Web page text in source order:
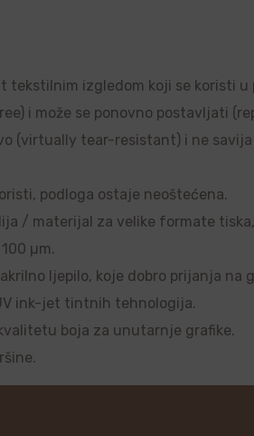
tekstilnim izgledom koji se koristi u
i može se ponovno postavljati
(virtually tear-resistant) i ne savija
podloga ostaje neoštećena.
/ materijal za velike formate
µm.
ljepilo, koje dobro prijanja na
ink-jet tintnih tehnologija.
boja za unutarnje grafike.